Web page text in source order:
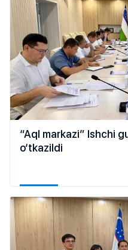
“Aql markazi” Ishchi
o‘tkazildi